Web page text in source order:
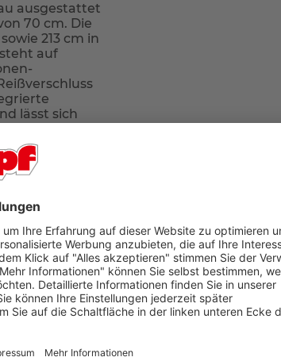
ausgestattet
70 cm. Die
213 cm in
auf
lässt sich
Filialen Aschaffenburg oder Bad